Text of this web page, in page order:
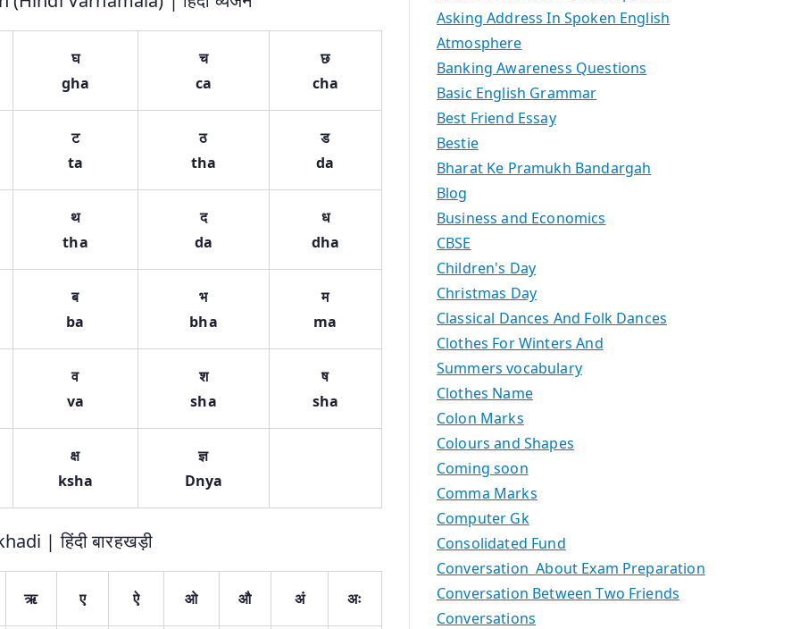
घ
gha
च
ca
छ
cha
ट
ta
ठ
tha
ड
da
थ
tha
द
da
ध
dha
ब
ba
भ
bha
म
ma
व
va
श
sha
ष
sha
क्ष
ksha
ज्ञ
Dnya
| हिंदी बारहखड़ी
ऋ ए ऐ ओ औ अं अः
Asking Address In Spoken English
Atmosphere
Banking Awareness Questions
Basic English Grammar
Best Friend Essay
Bestie
Bharat Ke Pramukh Bandargah
Blog
Business and Economics
CBSE
Children's Day
Christmas Day
Classical Dances And Folk Dances
Clothes For Winters And
Summers vocabulary
Clothes Name
Colon Marks
Colours and Shapes
Coming soon
Comma Marks
Computer Gk
Consolidated Fund
Conversation About Exam Preparation
Conversation Between Two Friends
Conversations